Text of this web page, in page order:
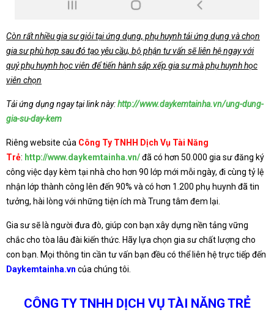
Còn rất nhiều gia sư giỏi tại ứng dụng, phụ huynh tải ứng dụng và chọn
gia sư phù hợp sau đó tạo yêu cầu, bộ phận tư vấn sẽ liên hệ ngay với
quý phụ huynh học viên để tiến hành sắp xếp gia sư mà phụ huynh học
viên chọn
Tải ứng dụng ngay tại link này:http://www.daykemtainha.vn/ung-dung-
gia-su-day-kem
Riêng website của Công Ty TNHH Dịch Vụ Tài Năng
Trẻ: http://www.daykemtainha.vn/đã có hơn 50.000 gia sư đăng ký
công việc dạy kèm tại nhà cho hơn 90 lớp mới mỗi ngày, đi cùng tỷ lệ
nhận lớp thành công lên đến 90% và có hơn 1.200 phụ huynh đã tin
tưởng, hài lòng với những tiện ích mà Trung tâm đem lại.
Gia sư sẽ là người đưa đò, giúp con bạn xây dựng nền tảng vững
chắc cho tòa lâu đài kiến thức. Hãy lựa chọn gia sư chất lượng cho
con bạn. Mọi thông tin cần tư vấn bạn đều có thể liên hệ trực tiếp đến
Daykemtainha.vn của chúng tôi.
CÔNG TY TNHH DỊCH VỤ TÀI NĂNG TRẺ